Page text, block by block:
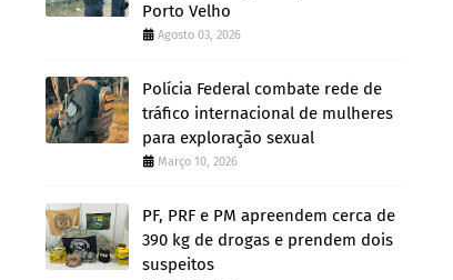
Porto Velho
Agosto 03, 2026
Polícia Federal combate rede de
tráfico internacional de mulheres
para exploração sexual
Março 10, 2026
PF, PRF e PM apreendem cerca de
390 kg de drogas e prendem dois
suspeitos